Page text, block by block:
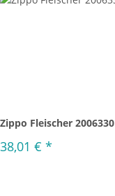
Zippo Fleischer 2006330
38,01 € *